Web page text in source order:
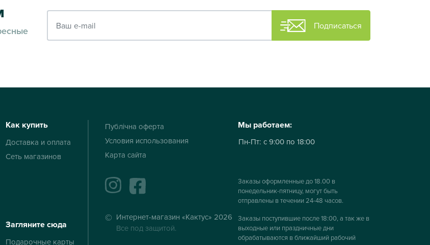
Подписаться
Как купить
Доставка и оплата
Сеть магазинов
Загляните сюда
Подарочные карты
Публічна оферта
Условия использования
Карта сайта
instagramfacebook
Интернет-магазин «Кактус» 2026
Все под защитой.
Мы работаем:
Пн-Пт: с 9:00 по 18:00
Заказы оформленные до 18.00 в
понедельник-пятницу, могут быть
отправлены в течении 24-48 часов.
Заказы поступившие после 18:00, а так же в
выходные или праздничные дни
обрабатываются в ближайший рабочий